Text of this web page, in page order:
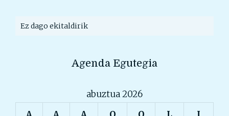
Ez dago ekitaldirik
Agenda Egutegia
abuztua 2026